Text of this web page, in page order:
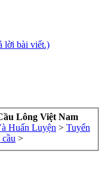
lời bài viết.)
Lông Việt Nam
Huấn Luyện > Tuyển
>